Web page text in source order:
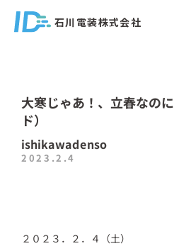
石川電装株式会社
大寒じゃあ！、立春なの
ド）
ishikawadenso
2023.2.4
２０２３．２．４（土）